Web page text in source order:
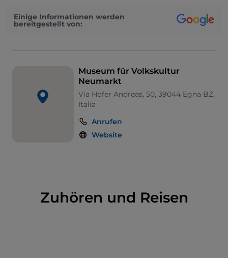
Einige Informationen werden
bereitgestellt von:
Museum für Volkskultur
Neumarkt
Via Hofer Andreas, 50, 39044 Egna BZ,
Italia
Anrufen
Website
Zuhören und Reisen